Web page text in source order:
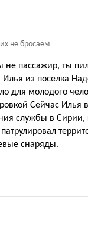
не бросаем
не пассажир, ты
Илья из поселка
для молодого
Сейчас Илья
службы в Сирии,
снаряды.